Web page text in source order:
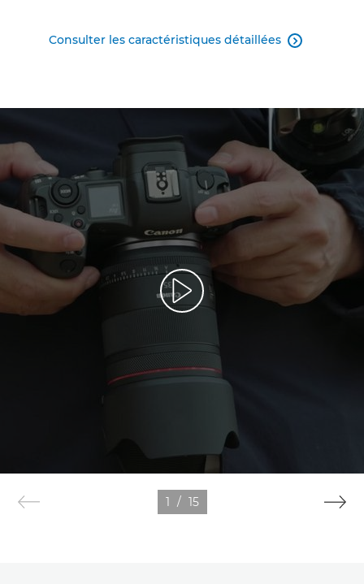
Consulter les caractéristiques détaillées 
1 / 15